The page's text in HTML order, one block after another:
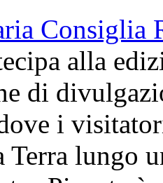
Consiglia
alla
di
i
Terra lungo